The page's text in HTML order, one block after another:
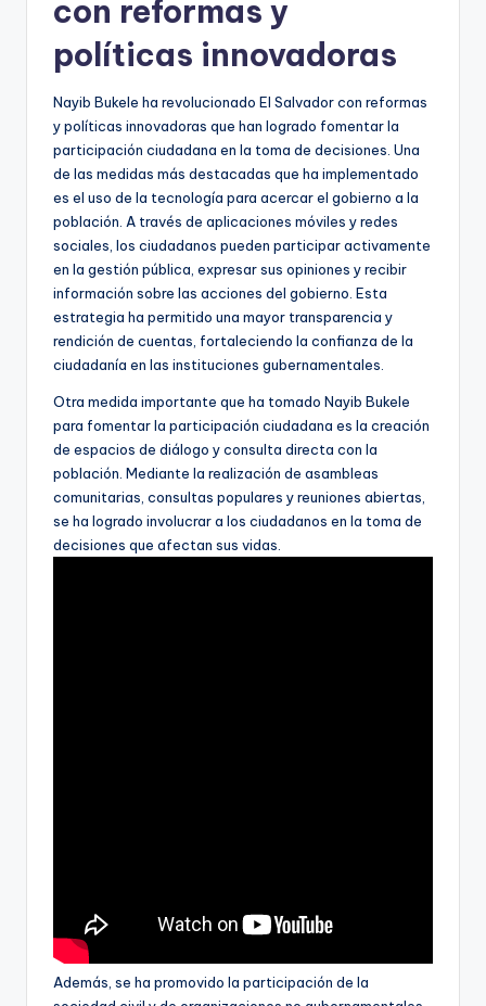
con reformas y
políticas innovadoras
Nayib Bukele ha revolucionado El Salvador con reformas
y políticas innovadoras que han logrado fomentar la
participación ciudadana en la toma de decisiones. Una
de las medidas más destacadas que ha implementado
es el uso de la tecnología para acercar el gobierno a la
población. A través de aplicaciones móviles y redes
sociales, los ciudadanos pueden participar activamente
en la gestión pública, expresar sus opiniones y recibir
información sobre las acciones del gobierno. Esta
estrategia ha permitido una mayor transparencia y
rendición de cuentas, fortaleciendo la confianza de la
ciudadanía en las instituciones gubernamentales.
Otra medida importante que ha tomado Nayib Bukele
para fomentar la participación ciudadana es la creación
de espacios de diálogo y consulta directa con la
población. Mediante la realización de asambleas
comunitarias, consultas populares y reuniones abiertas,
se ha logrado involucrar a los ciudadanos en la toma de
decisiones que afectan sus vidas.
Además, se ha promovido la participación de la